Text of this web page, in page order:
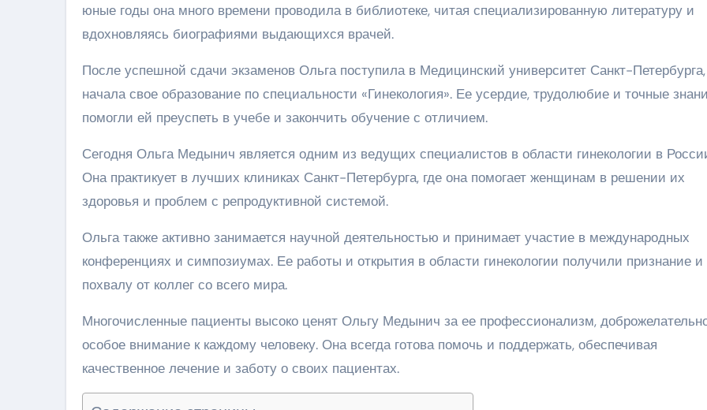
юные годы она много времени проводила в библиотеке, читая специализированную литературу и
вдохновляясь биографиями выдающихся врачей.
После успешной сдачи экзаменов Ольга поступила в Медицинский университет Санкт-Петербурга,
начала свое образование по специальности «Гинекология». Ее усердие, трудолюбие и точные
помогли ей преуспеть в учебе и закончить обучение с отличием.
Сегодня Ольга Медынич является одним из ведущих специалистов в области гинекологии в
Она практикует в лучших клиниках Санкт-Петербурга, где она помогает женщинам в решении их
здоровья и проблем с репродуктивной системой.
Ольга также активно занимается научной деятельностью и принимает участие в международных
конференциях и симпозиумах. Ее работы и открытия в области гинекологии получили признание и
похвалу от коллег со всего мира.
Многочисленные пациенты высоко ценят Ольгу Медынич за ее профессионализм,
особое внимание к каждому человеку. Она всегда готова помочь и поддержать, обеспечивая
качественное лечение и заботу о своих пациентах.